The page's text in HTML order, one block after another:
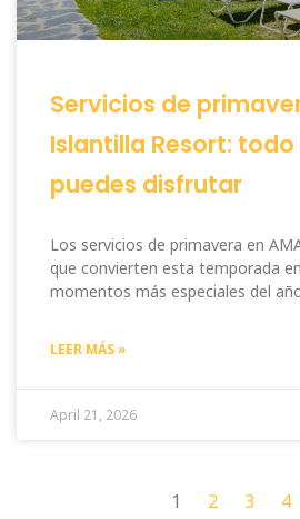
Servicios de
Islantilla Resort:
puedes disfrutar
Los servicios de primavera en
que convierten esta temporada
momentos más especiales del
LEER MÁS »
April 21, 2026
1 2 3 4